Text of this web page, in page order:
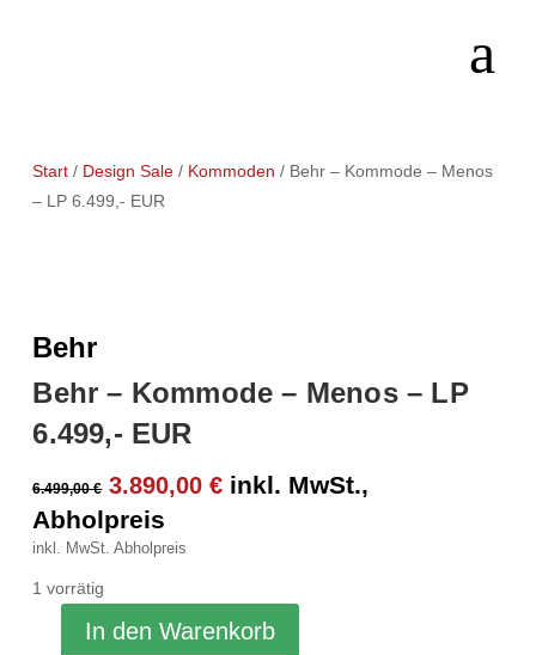
Start / Design Sale / Kommoden / Behr – Kommode – Menos
– LP 6.499,- EUR
Behr
Behr – Kommode – Menos – LP
6.499,- EUR
6.499,00€ Ursprünglicher
Preis
war:
3.890,00€Aktueller
inkl. MwSt.,
Abholpreis
inkl. MwSt. Abholpreis
1 vorrätig
In den Warenkorb